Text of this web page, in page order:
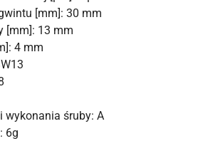
[mm]: 30 mm
[mm]: 13 mm
4 mm
wykonania śruby: A
6g